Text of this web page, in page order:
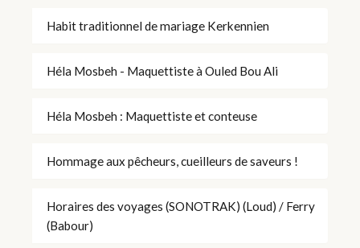
Habit traditionnel de mariage Kerkennien
Héla Mosbeh - Maquettiste à Ouled Bou Ali
Héla Mosbeh : Maquettiste et conteuse
Hommage aux pêcheurs, cueilleurs de saveurs !
Horaires des voyages (SONOTRAK) (Loud) / Ferry
(Babour)